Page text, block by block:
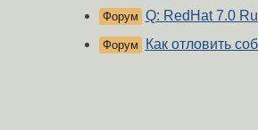
Форум Q: RedHat 7.0
Форум Как отловить